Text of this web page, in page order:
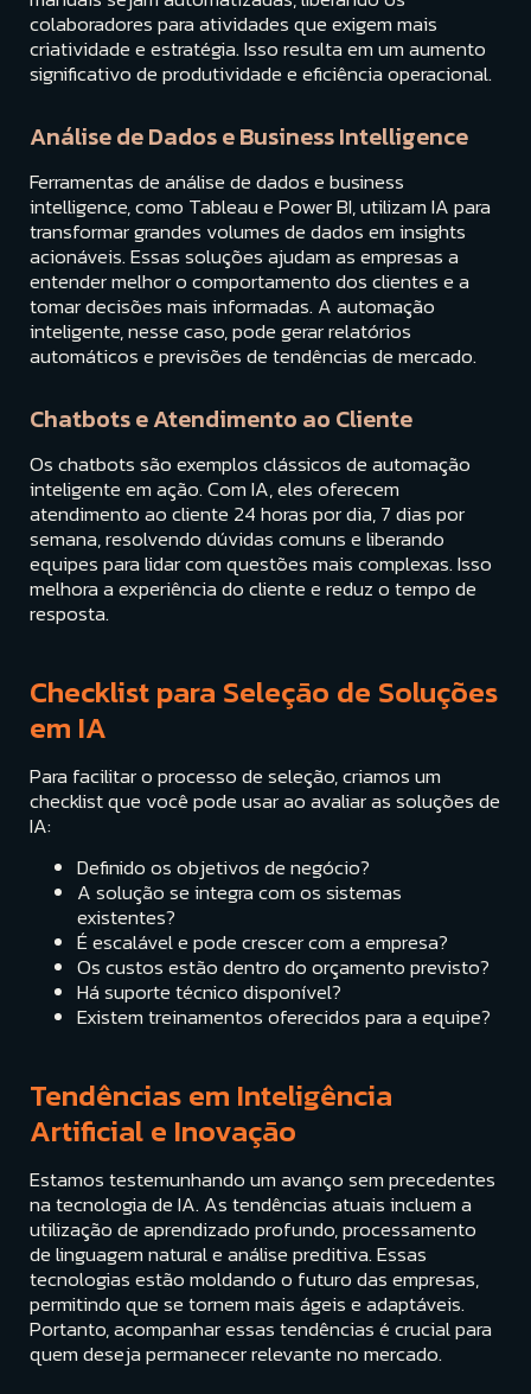
colaboradores para atividades que exigem mais
criatividade e estratégia. Isso resulta em um aumento
significativo de produtividade e eficiência operacional.
Análise de Dados e Business Intelligence
Ferramentas de análise de dados e business
intelligence, como Tableau e Power BI, utilizam IA para
transformar grandes volumes de dados em insights
acionáveis. Essas soluções ajudam as empresas a
entender melhor o comportamento dos clientes e a
tomar decisões mais informadas. A automação
inteligente, nesse caso, pode gerar relatórios
automáticos e previsões de tendências de mercado.
Chatbots e Atendimento ao Cliente
Os chatbots são exemplos clássicos de automação
inteligente em ação. Com IA, eles oferecem
atendimento ao cliente 24 horas por dia, 7 dias por
semana, resolvendo dúvidas comuns e liberando
equipes para lidar com questões mais complexas. Isso
melhora a experiência do cliente e reduz o tempo de
resposta.
Checklist para Seleção de Soluções
em IA
Para facilitar o processo de seleção, criamos um
checklist que você pode usar ao avaliar as soluções de
IA:
Definido os objetivos de negócio?
A solução se integra com os sistemas
existentes?
É escalável e pode crescer com a empresa?
Os custos estão dentro do orçamento previsto?
Há suporte técnico disponível?
Existem treinamentos oferecidos para a equipe?
Tendências em Inteligência
Artificial e Inovação
Estamos testemunhando um avanço sem precedentes
na tecnologia de IA. As tendências atuais incluem a
utilização de aprendizado profundo, processamento
de linguagem natural e análise preditiva. Essas
tecnologias estão moldando o futuro das empresas,
permitindo que se tornem mais ágeis e adaptáveis.
Portanto, acompanhar essas tendências é crucial para
quem deseja permanecer relevante no mercado.